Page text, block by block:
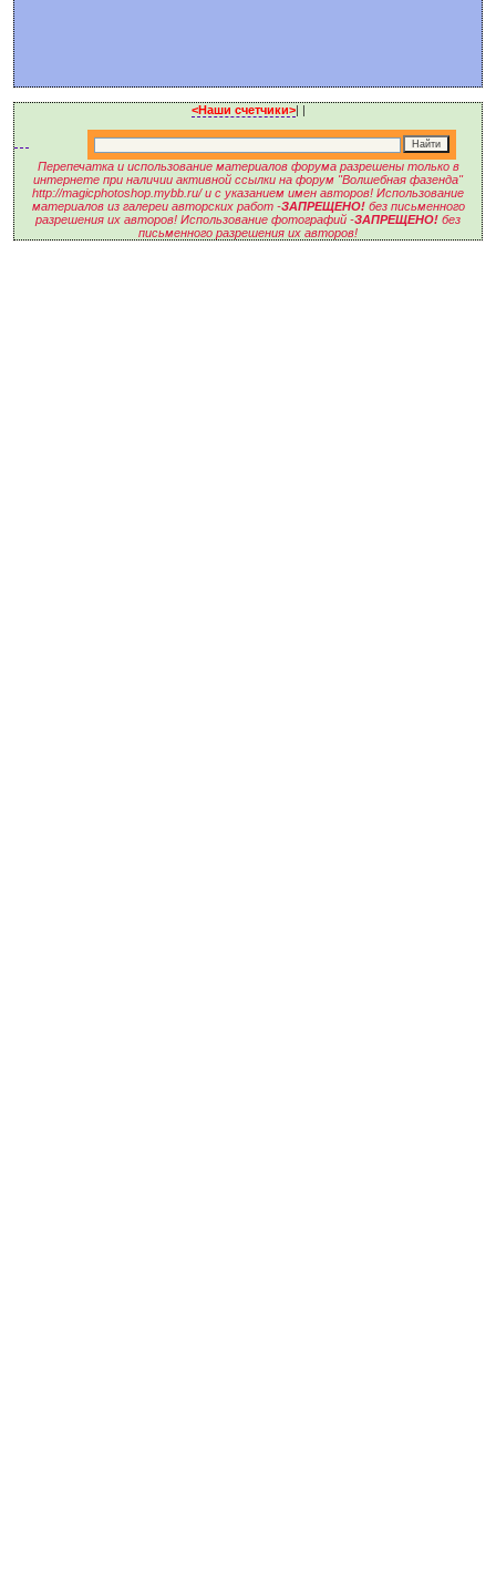
<Наши счетчики>|
Перепечатка и использование материалов форума разрешены только в
интернете при наличии активной ссылки на форум "Волшебная фазенда"
http://magicphotoshop.mybb.ru/ и с указанием имен авторов! Использование
материалов из галереи авторских работ -ЗАПРЕЩЕНО!без письменного
разрешения их авторов! Использование фотографий -ЗАПРЕЩЕНО! без
письменного разрешения их авторов!